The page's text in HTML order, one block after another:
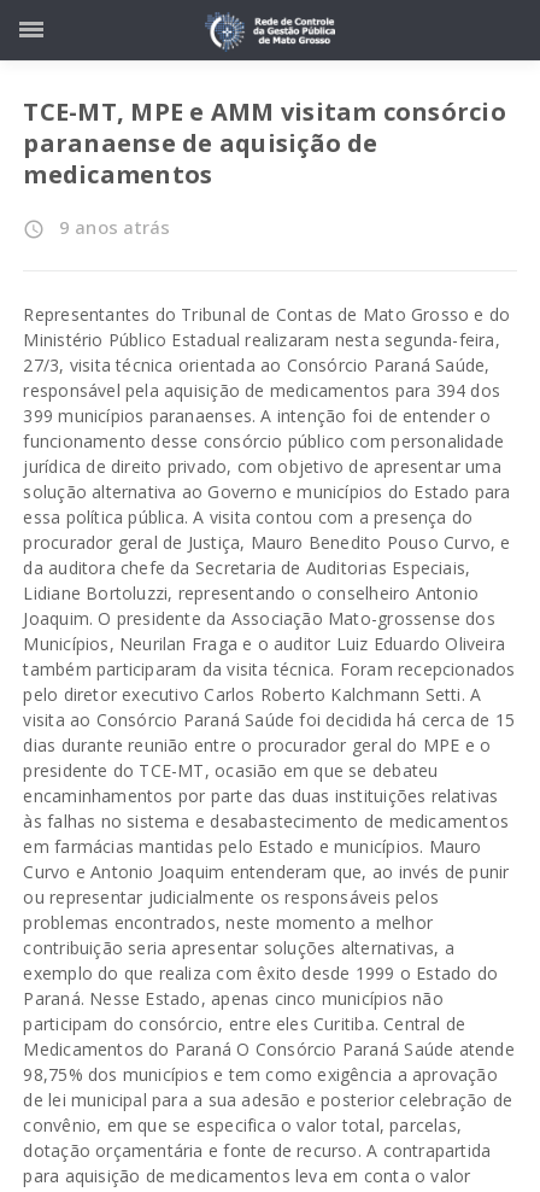
TCE-MT, MPE e AMM visitam consórcio
paranaense de aquisição de
medicamentos
access_time 9 anos atrás
Representantes do Tribunal de Contas de Mato Grosso e do
Ministério Público Estadual realizaram nesta segunda-feira,
27/3, visita técnica orientada ao Consórcio Paraná Saúde,
responsável pela aquisição de medicamentos para 394 dos
399 municípios paranaenses. A intenção foi de entender o
funcionamento desse consórcio público com personalidade
jurídica de direito privado, com objetivo de apresentar uma
solução alternativa ao Governo e municípios do Estado para
essa política pública. A visita contou com a presença do
procurador geral de Justiça, Mauro Benedito Pouso Curvo, e
da auditora chefe da Secretaria de Auditorias Especiais,
Lidiane Bortoluzzi, representando o conselheiro Antonio
Joaquim. O presidente da Associação Mato-grossense dos
Municípios, Neurilan Fraga e o auditor Luiz Eduardo Oliveira
também participaram da visita técnica. Foram recepcionados
pelo diretor executivo Carlos Roberto Kalchmann Setti. A
visita ao Consórcio Paraná Saúde foi decidida há cerca de 15
dias durante reunião entre o procurador geral do MPE e o
presidente do TCE-MT, ocasião em que se debateu
encaminhamentos por parte das duas instituições relativas
às falhas no sistema e desabastecimento de medicamentos
em farmácias mantidas pelo Estado e municípios. Mauro
Curvo e Antonio Joaquim entenderam que, ao invés de punir
ou representar judicialmente os responsáveis pelos
problemas encontrados, neste momento a melhor
contribuição seria apresentar soluções alternativas, a
exemplo do que realiza com êxito desde 1999 o Estado do
Paraná. Nesse Estado, apenas cinco municípios não
participam do consórcio, entre eles Curitiba. Central de
Medicamentos do Paraná O Consórcio Paraná Saúde atende
98,75% dos municípios e tem como exigência a aprovação
de lei municipal para a sua adesão e posterior celebração de
convênio, em que se especifica o valor total, parcelas,
dotação orçamentária e fonte de recurso. A contrapartida
para aquisição de medicamentos leva em conta o valor